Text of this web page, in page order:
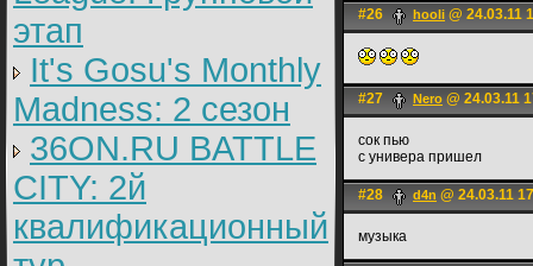
этап
It's Gosu's Monthly
Madness: 2 сезон
36ON.RU BATTLE
CITY: 2й
квалификационный
#26 hooli @ 24.03.11
#27 Nero @ 24.03.11
сок пью
с универа пришел
#28 d4n @ 24.03.11
музыка